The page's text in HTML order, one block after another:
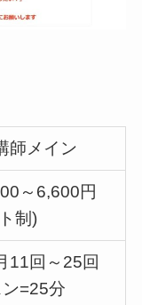
師メイン
～6,600円
制)
11回～25回
=25分